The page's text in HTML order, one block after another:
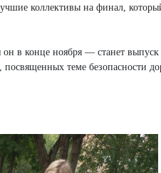
коллективы на финал,
в конце ноября — станет
теме безопасности